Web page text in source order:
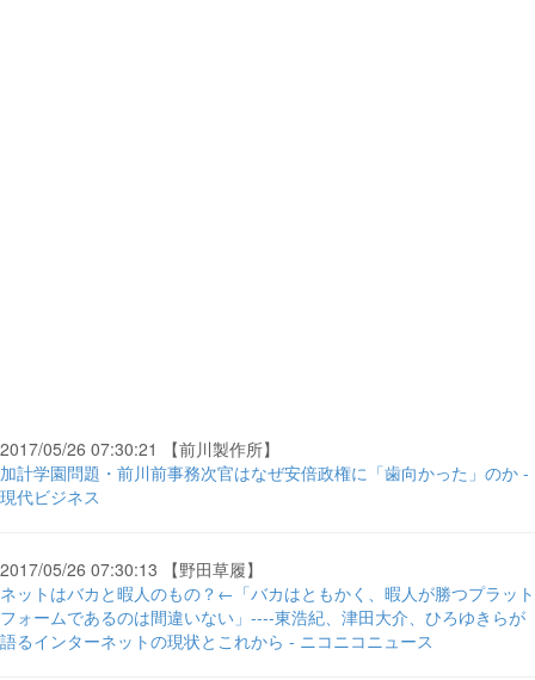
2017/05/26 07:30:21 【前川製作所】
加計学園問題・前川前事務次官はなぜ安倍政権に「歯向かった」のか -
現代ビジネス
2017/05/26 07:30:13 【野田草履】
ネットはバカと暇人のもの？←「バカはともかく、暇人が勝つプラット
フォームであるのは間違いない」----東浩紀、津田大介、ひろゆきらが
語るインターネットの現状とこれから - ニコニコニュース